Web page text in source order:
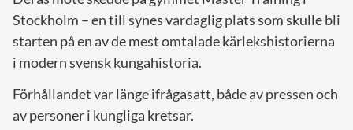
Stockholm – en till synes vardaglig plats som skulle bli
starten på en av de mest omtalade kärlekshistorierna
i modern svensk kungahistoria.
Förhållandet var länge ifrågasatt, både av pressen och
av personer i kungliga kretsar.